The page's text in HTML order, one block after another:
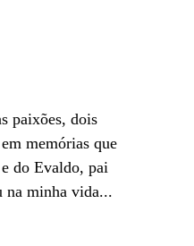
paixões, dois
memórias que
do Evaldo, pai
na minha vida...